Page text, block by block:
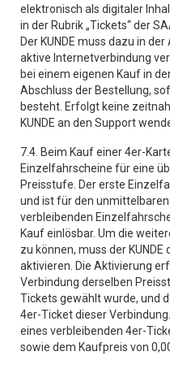
elektronisch als digitaler
in der Rubrik „Tickets“ der
Der KUNDE muss dazu in
aktive Internetverbindung
bei einem eigenen Kauf in
Abschluss der Bestellung,
besteht. Erfolgt keine
KUNDE an den Support
7.4. Beim Kauf einer 4er-
Einzelfahrscheine für eine
Preisstufe. Der erste
und ist für den
verbleibenden
Kauf einlösbar. Um die
zu können, muss der
aktivieren. Die Aktivierung
Verbindung derselben
Tickets gewählt wurde, und
4er-Ticket dieser
eines verbleibenden 4er-
sowie dem Kaufpreis von